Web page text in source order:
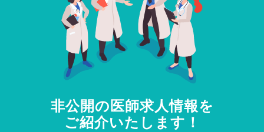
非公開の医師求人情報を
ご紹介いたします！